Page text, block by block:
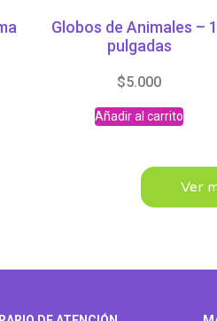
Globos de Animales –
pulgadas
$5.000
Añadir al carrito
Ver